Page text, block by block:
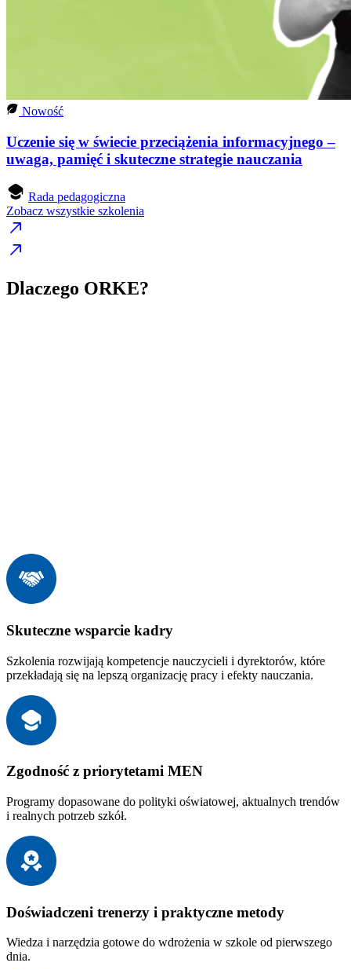
Nowość
Uczenie się w świecie przeciążenia informacyjnego –
uwaga, pamięć i skuteczne strategie nauczania
Rada pedagogiczna
Zobacz wszystkie szkolenia
Dlaczego ORKE?
Skuteczne wsparcie kadry
Szkolenia rozwijają kompetencje nauczycieli i dyrektorów, które
przekładają się na lepszą organizację pracy i efekty nauczania.
Zgodność z priorytetami MEN
Programy dopasowane do polityki oświatowej, aktualnych trendów
i realnych potrzeb szkół.
Doświadczeni trenerzy i praktyczne metody
Wiedza i narzędzia gotowe do wdrożenia w szkole od pierwszego
dnia.